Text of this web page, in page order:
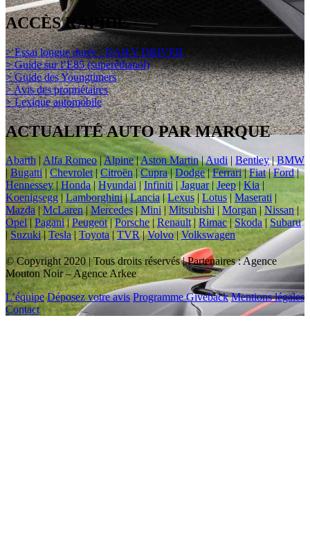
ACCÈS RAPIDE
> Essai longue durée : DAILY DRIVER
> Guide sur l’E85 (superéthanol)
> Guide des Youngtimers
> Avis des propriétaires
> Lexique automobile
ACTUALITÉ AUTO PAR MARQUE
Abarth | Alfa Romeo|Alpine|Aston Martin|Audi| Bentley|BMW
| Bugatti|Chevrolet|Citroën |Cupra|Dodge|Ferrari|Fiat|Ford|
Hennessey|Honda| Hyundai |Infiniti |Jaguar| Jeep|Kia |
Koenigsegg|Lamborghini|Lancia|Lexus | Lotus| Maserati |
Mazda |McLaren|Mercedes | Mini | Mitsubishi | Morgan|Nissan|
Opel | Pagani|Peugeot|Porsche|Renault| Rimac|Skoda| Subaru
| Suzuki|Tesla| Toyota | TVR|Volvo|Volkswagen
© Copyright 2020 | Tous droits réservés | Partenaires : Agence
Mouton Noir – Agence Arkee
L’équipe Déposez votre avis Programme Giveback Mentions légales
Contact